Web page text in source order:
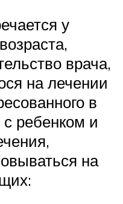
у
врача,
на лечении
в
ребенком и
на